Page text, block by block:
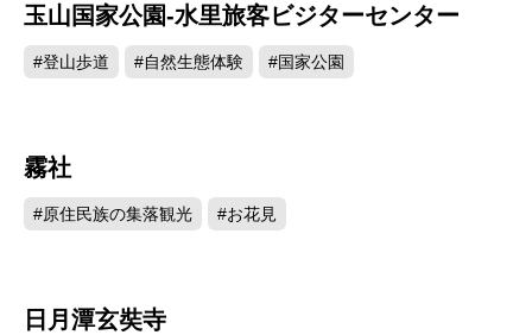
48622
玉山国家公園-水里旅客ビジターセンター
#登山歩道 #自然生態体験 #国家公園
霧社
#原住民族の集落観光 #お花見
日月潭玄奘寺